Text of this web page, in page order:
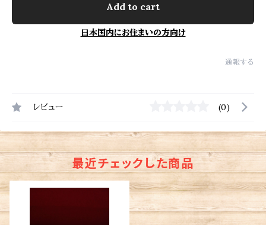
Add to cart
日本国内にお住まいの方向け
通報する
レビュー (0)
最近チェックした商品